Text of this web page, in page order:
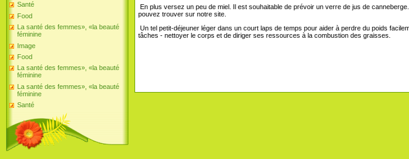
Santé
Food
La santé des femmes», «la beauté
féminine
Image
Food
La santé des femmes», «la beauté
féminine
La santé des femmes», «la beauté
féminine
Santé
En plus versez un peu de miel. Il est souhaitable de prévoir un verre de jus de
pouvez trouver sur notre site.
Un tel petit-déjeuner léger dans un court laps de temps pour aider à perdre du poids
tâches - nettoyer le corps et de diriger ses ressources à la combustion des graisses.